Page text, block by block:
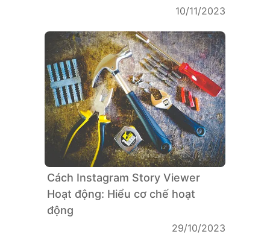
10/11/2023
Cách Instagram Story Viewer
Hoạt động: Hiểu cơ chế hoạt
động
29/10/2023